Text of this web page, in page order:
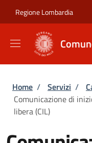
Regione Lombardia
Briciole di
Home / Servizi /
Comunicazione di
libera (CIL)